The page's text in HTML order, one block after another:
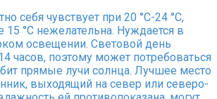
себя чувствует при 20 °С-24 °С,
15 °С нежелательна. Нуждается в
освещении. Световой день
часов, поэтому может потребоваться
прямые лучи солнца. Лучшее место
выходящий на север или северо-